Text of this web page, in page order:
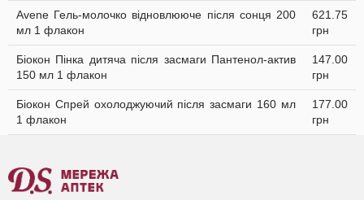
Avene Гель-молочко відновлюючe після сонця 200
мл 1 флакон
621.75
грн
Біокон Пінка дитяча після засмаги Пантенол-актив
150 мл 1 флакон
147.00
грн
Біокон Спрей охолоджуючий після засмаги 160 мл
1 флакон
177.00
грн